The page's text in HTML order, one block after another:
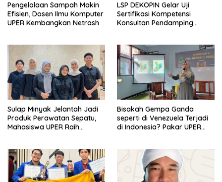
Pengelolaan Sampah Makin
Efisien, Dosen Ilmu Komputer
UPER Kembangkan Netrash
LSP DEKOPIN Gelar Uji
Sertifikasi Kompetensi
Konsultan Pendamping
Sulap Minyak Jelantah Jadi
Produk Perawatan Sepatu,
Mahasiswa UPER Raih
Bisakah Gempa Ganda
seperti di Venezuela Terjadi
di Indonesia? Pakar UPER